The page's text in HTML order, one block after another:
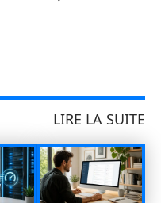
LIRE LA SUITE